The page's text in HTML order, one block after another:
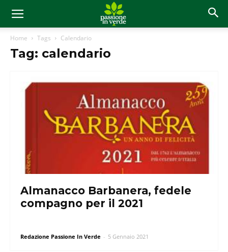
Home Tags Calendario
Tag: calendario
Almanacco Barbanera, fedele
compagno per il 2021
Redazione Passione In Verde - 5 Gennaio 2021